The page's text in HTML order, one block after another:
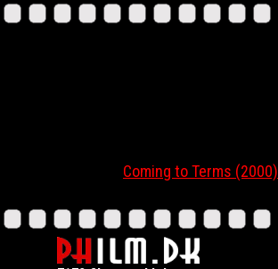
Coming to Terms (2000)